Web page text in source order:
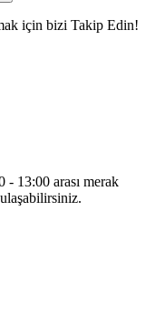
için bizi Takip Edin!
13:00 arası merak